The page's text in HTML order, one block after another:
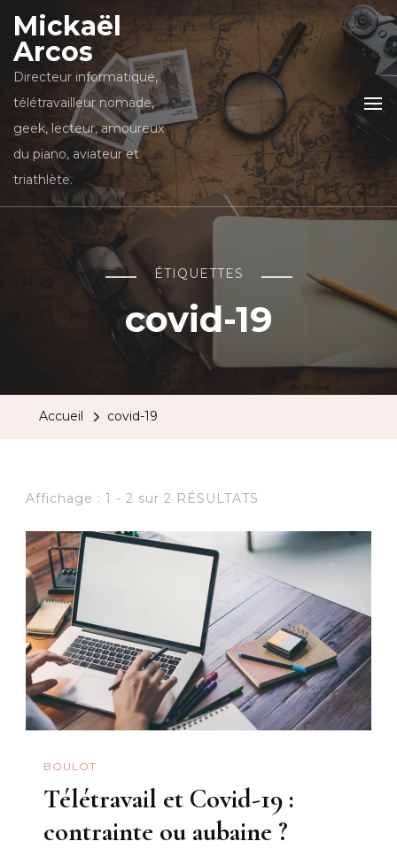
Mickaël
Arcos
Directeur informatique,
télétravailleur nomade,
geek, lecteur, amoureux
du piano, aviateur et
triathlète.
ÉTIQUETTES
covid-19
Accueil covid-19
Affichage : 1 - 2 sur 2 RÉSULTATS
BOULOT
Télétravail et Covid-19 :
contrainte ou aubaine ?